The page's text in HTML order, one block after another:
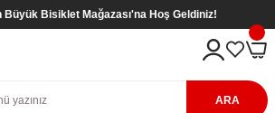
Büyük Bisiklet Mağazası'na Hoş Geldiniz!
Geri Dön
Geri Dön
Geri Dön
Geri Dön
ARA